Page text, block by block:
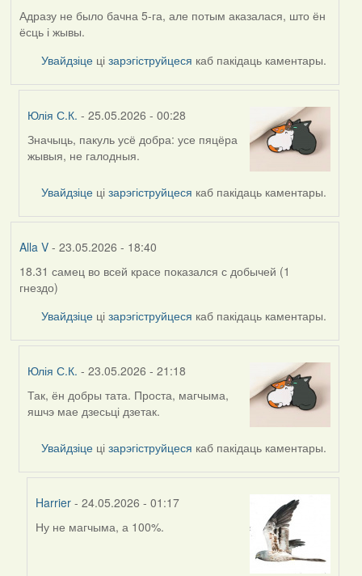
Адразу не было бачна 5-га, але потым аказалася, што ён
ёсць і жывы.
Увайдзіце цізарэгіструйцеся каб пакідаць каментары.
Юлія С.К. - 25.05.2026 - 00:28
In
reply
Значыць, пакуль усё добра: усе пяцёра
жывыя, не галодныя.
Увайдзіце цізарэгіструйцеся каб пакідаць каментары.
Alla V- 23.05.2026 - 18:40
18.31 самец во всей красе показался с добычей (1
гнездо)
Увайдзіце цізарэгіструйцеся каб пакідаць каментары.
Юлія С.К. - 23.05.2026 - 21:18
In
reply
V
Так, ён добры тата. Проста, магчыма,
яшчэ мае дзесьці дзетак.
Увайдзіце цізарэгіструйцеся каб пакідаць каментары.
Harrier - 24.05.2026 - 01:17
In
Ну не магчыма, а 100%.